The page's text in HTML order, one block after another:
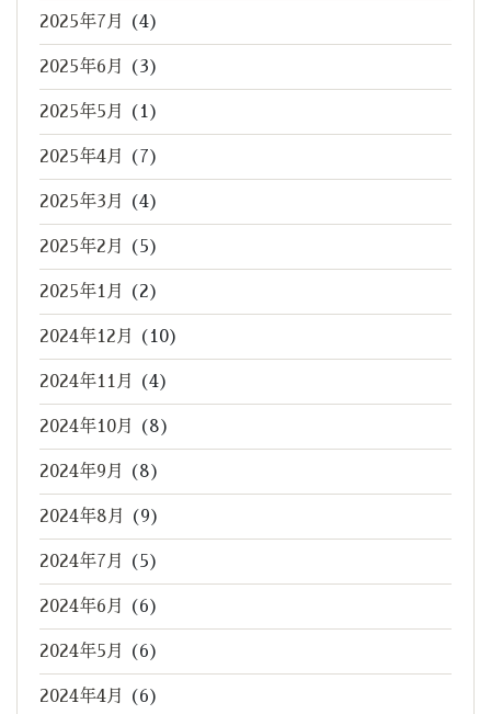
2025年7月 (4)
2025年6月 (3)
2025年5月 (1)
2025年4月 (7)
2025年3月 (4)
2025年2月 (5)
2025年1月 (2)
2024年12月 (10)
2024年11月 (4)
2024年10月 (8)
2024年9月 (8)
2024年8月 (9)
2024年7月 (5)
2024年6月 (6)
2024年5月 (6)
2024年4月 (6)